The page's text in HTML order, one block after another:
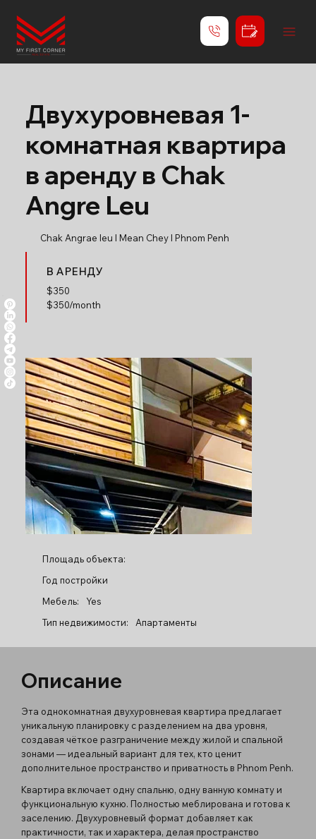
Двухуровневая 1-
комнатная квартира
в аренду в Chak
Angre Leu
Chak Angrae leu l Mean Chey l Phnom Penh
В АРЕНДУ
$350
$350/month
Площадь объекта:
Год постройки
Мебель:
Yes
Тип недвижимости:
Апартаменты
Описание
Эта однокомнатная двухуровневая квартира предлагает
уникальную планировку с разделением на два уровня,
создавая чёткое разграничение между жилой и спальной
зонами — идеальный вариант для тех, кто ценит
дополнительное пространство и приватность в Phnom Penh.
Квартира включает одну спальню, одну ванную комнату и
функциональную кухню. Полностью меблирована и готова к
заселению. Двухуровневый формат добавляет как
практичности, так и характера, делая пространство